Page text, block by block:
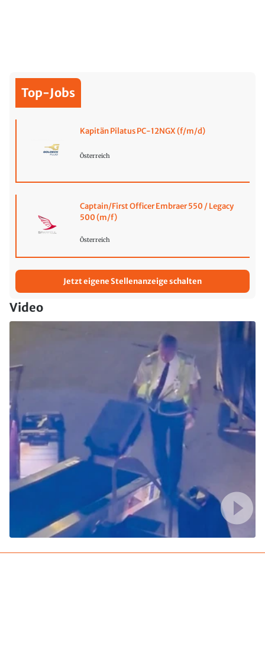
Top-Jobs
Kapitän Pilatus PC-12NGX (f/m/d)
Österreich
Captain/First Officer Embraer 550 / Legacy
500 (m/f)
Österreich
Jetzt eigene Stellenanzeige schalten
Video